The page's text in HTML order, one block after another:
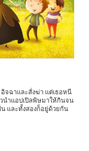
จฉาและสั่งฆ่า แต่เธอหนี
นำแอปเปิลพิษมาให้กินจน
และทั้งสองก็อยู่ด้วยกัน